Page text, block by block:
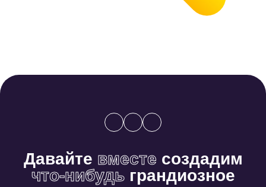
Давайте вместе создадим
что-нибудьграндиозное